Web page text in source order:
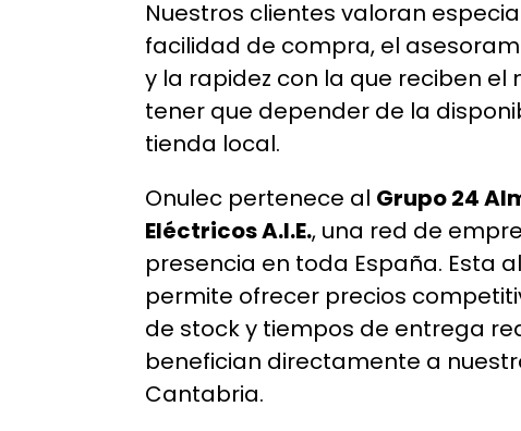
Nuestros clientes valoran
facilidad de compra, el
y la rapidez con la que reciben el
tener que depender de la
tienda local.
Onulec pertenece al Grupo 24
Eléctricos A.I.E., una red de
presencia en toda España. Esta
permite ofrecer precios
de stock y tiempos de entrega
benefician directamente a
Cantabria.